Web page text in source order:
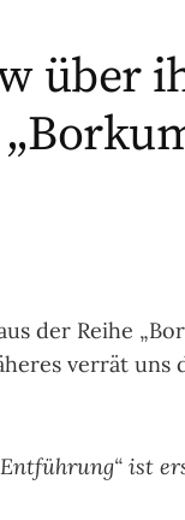
über
der Reihe
verrät uns
ist